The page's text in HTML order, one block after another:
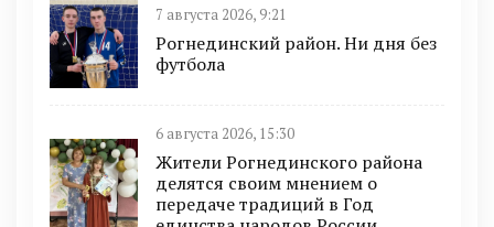
7 августа 2026, 9:21
Рогнединский район. Ни дня без
футбола
6 августа 2026, 15:30
Жители Рогнединского района
делятся своим мнением о
передаче традиций в Год